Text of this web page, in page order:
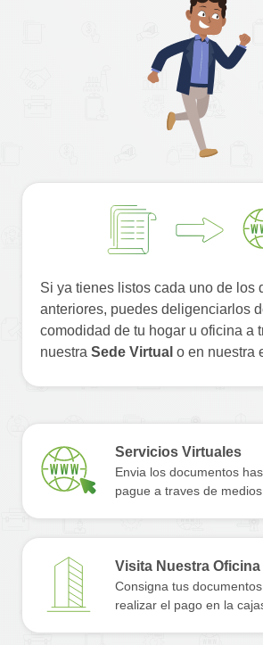
Si ya tienes listos cada uno de los
anteriores, puedes deligenciarlos
comodidad de tu hogar u oficina a
nuestra Sede Virtual o en nuestra
Servicios Virtuales
Envia los documentos
pague a traves de
Visita Nuestra Oficina
Consigna tus
realizar el pago en la